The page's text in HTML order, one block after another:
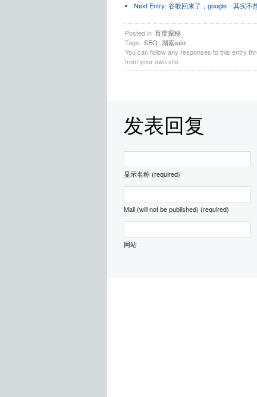
Next Entry: 谷歌回来了，google：其实不
Posted in 百度探秘
Tags: SEO 湖南seo
You can follow any responses to this entry
from your own site.
发表回复
显示名称 (required)
Mail (will not be published) (required)
网站